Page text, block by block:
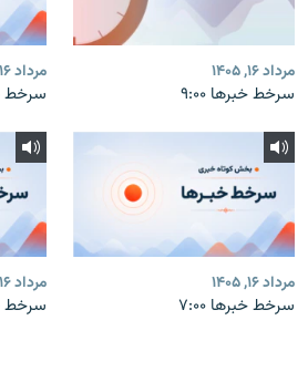
مرداد ۱۶, ۱۴۰۵
سرخط خبرها ۹:۰۰
مرداد ۱۶, ۱۴۰۵
سرخط
مرداد ۱۶, ۱۴۰۵
سرخط خبرها ۷:۰۰
مرداد ۱۶, ۱۴۰۵
سرخط